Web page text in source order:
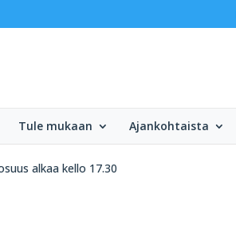
Tule mukaan Ajankohtaista
alkaa kello 17.30